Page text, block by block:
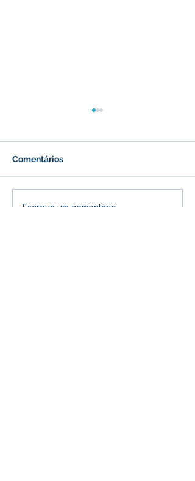
Boletim de Covid-19
Comentários
Escreva um comentário